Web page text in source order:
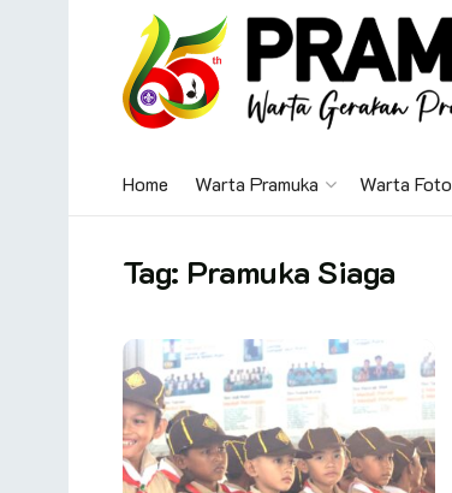
Home Warta Pramuka Warta Foto
Tag: Pramuka Siaga